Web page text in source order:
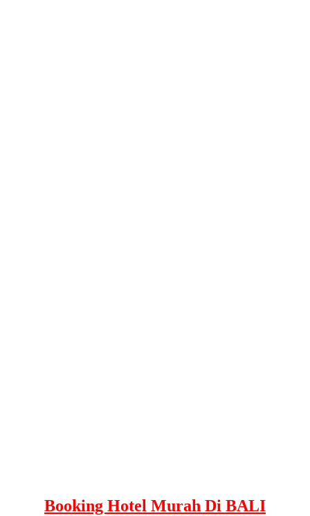
Booking Hotel Murah Di BALI